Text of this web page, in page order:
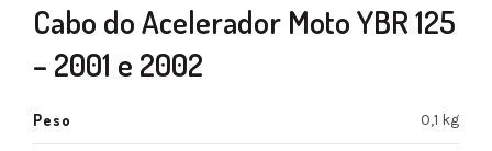
Cabo do Acelerador Moto YBR 125
– 2001 e 2002
Peso 0,1 kg